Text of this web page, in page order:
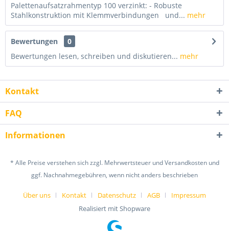
Palettenaufsatzrahmentyp 100 verzinkt: - Robuste
Stahlkonstruktion mit Klemmverbindungen und... mehr
Bewertungen
0
Bewertungen lesen, schreiben und diskutieren... mehr
Kontakt
FAQ
Informationen
* Alle Preise verstehen sich zzgl. Mehrwertsteuer und Versandkosten und
ggf. Nachnahmegebühren, wenn nicht anders beschrieben
Über uns Kontakt Datenschutz AGB
Impressum
Realisiert mit Shopware